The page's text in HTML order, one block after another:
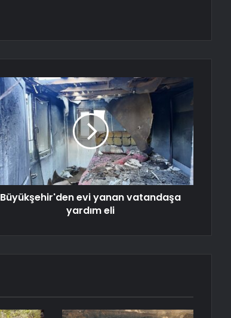
Büyükşehir'den evi yanan vatandaşa
yardım eli